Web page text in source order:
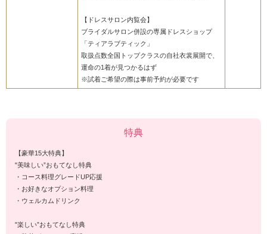
【ドレスサロン内覧会】
ブライダルサロン併設の専属ドレスショップ
「ティアラブティック」
取扱点数全国トップクラスの自社衣裳展開で、
運命の1着が見つかるはず
※試着ご希望の際は事前予約が必要です
特典
【豪華15大特典】
"美味しい”おもてなし特典
・コース料理グレードUP応援
・お好きなオプション料理
・ウェルカムドリンク
"楽しい”おもてなし特典